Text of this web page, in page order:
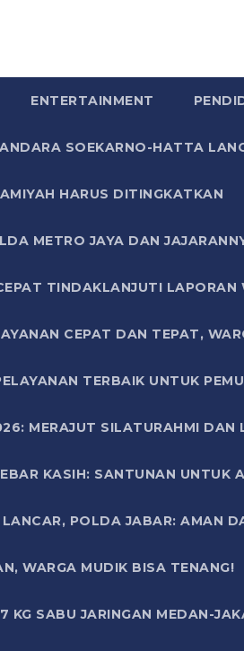
ENTERTAINMENT
SOEKARNO-HATTA
HARUS DITINGKATKAN
METRO JAYA DAN
TINDAKLANJUTI
CEPAT DAN TEPAT,
TERBAIK UNTUK
MERAJUT SILATURAHMI
KASIH: SANTUNAN
POLDA JABAR: AMAN
WARGA MUDIK BISA TENANG!
KG SABU JARINGAN MEDAN-